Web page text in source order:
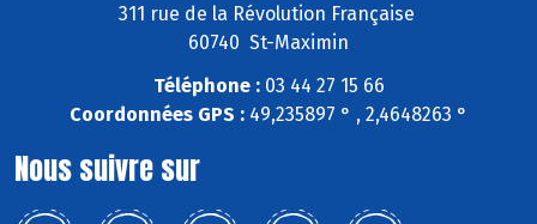
311 rue de la Révolution Française
60740 St-Maximin
Téléphone :03 44 27 15 66
Coordonnées GPS : 49,235897 ° , 2,4648263 °
Nous suivre sur